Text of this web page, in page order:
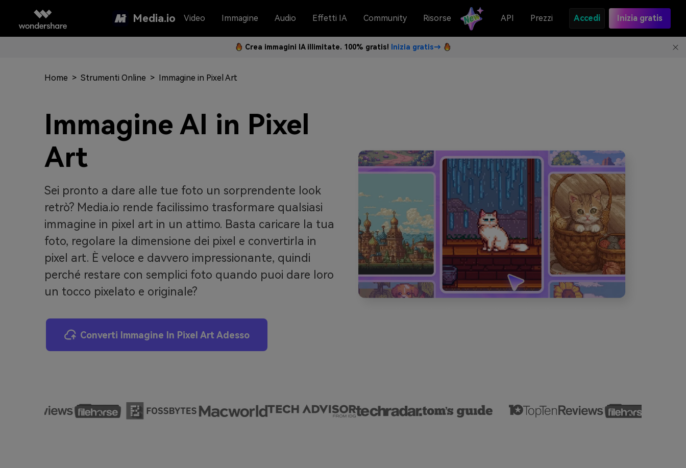
Media.io Video Immagine Audio Effetti IA Community Risorse API Prezzi Accedi Inizia gratis
Crea immagini IA illimitate. 100% gratis! Inizia gratis→
Home > Strumenti Online > Immagine in Pixel Art
Immagine AI in Pixel
Art
Sei pronto a dare alle tue foto un sorprendente look
retrò? Media.io rende facilissimo trasformare qualsiasi
immagine in pixel art in un attimo. Basta caricare la tua
foto, regolare la dimensione dei pixel e convertirla in
pixel art. È veloce e davvero impressionante, quindi
perché restare con semplici foto quando puoi dare loro
un tocco pixelato e originale?
Converti Immagine In Pixel Art Adesso